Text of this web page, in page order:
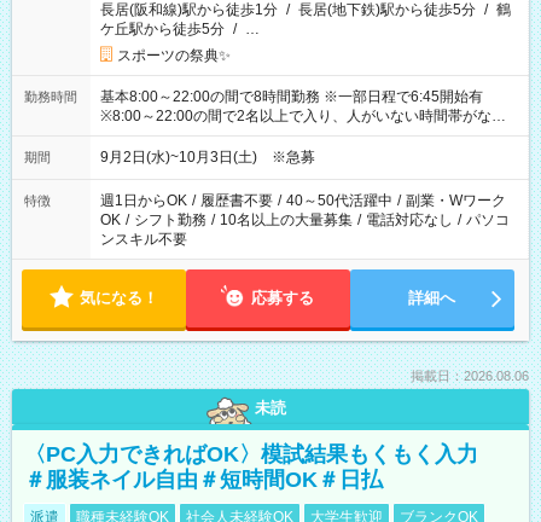
長居(阪和線)駅から徒歩1分 / 長居(地下鉄)駅から徒歩5分 / 鶴
ケ丘駅から徒歩5分 / …
スポーツの祭典✨
勤務時間
基本8:00～22:00の間で8時間勤務 ※一部日程で6:45開始有
※8:00～22:00の間で2名以上で入り、人がいない時間帯がない
ように相方と時間を分け合うイメージです
期間 9月2日(水)~10月3日(土) ※急募
特徴 週1日からOK / 履歴書不要 / 40～50代活躍中 / 副業・Wワーク
OK / シフト勤務 / 10名以上の大量募集 / 電話対応なし / パソコ
ンスキル不要
気になる！ 応募する 詳細へ
掲載日：2026.08.06
未読
〈PC入力できればOK〉模試結果もくもく入力
＃服装ネイル自由＃短時間OK＃日払
派遣 職種未経験OK 社会人未経験OK 大学生歓迎
ブランクOK